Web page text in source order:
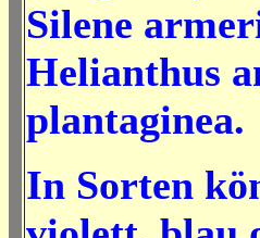
Silene
Helianthus
plantaginea.
In Sorten